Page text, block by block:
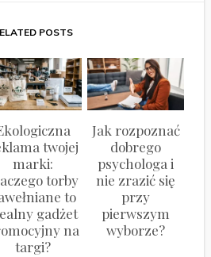
POSTS
twojej
marki:
torby
to
gadżet
na
targi?
Jak rozpoznać
dobrego
psychologa i
nie zrazić się
przy
pierwszym
wyborze?